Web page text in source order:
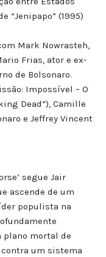
“Jenipapo” (1995)
Mark Nowrasteh,
Frias, ator e ex-
de Bolsonaro.
Impossível – O
Dead”), Camille
e Jeffrey Vincent
segue Jair
ascende de um
populista na
plano mortal de
um sistema